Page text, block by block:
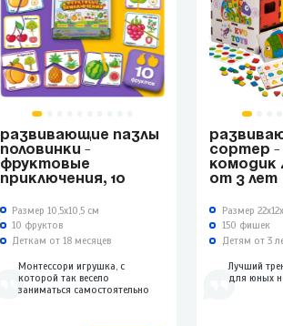
РАЗВИВАЮЩИЕ ПАЗЛЫ
ПОЛОВИНКИ -
ФРУКТОВЫЕ
ПРИКЛЮЧЕНИЯ, 10
Размер 10,5х10,5 см
10 фруктов
Деткам от 18 месяцев
Монтессори игрушка, с
которой так весело
заниматься самостоятельно
СОРТЕР -
КОМОДИК
ОТ 3 ЛЕТ
Размер
150 фишек
Детям от 3
Лучший
для юных